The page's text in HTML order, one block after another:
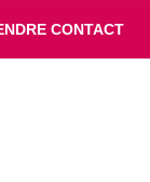
CONTACT